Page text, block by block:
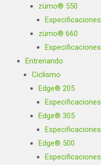
zümo® 550
Especificaciones
zümo® 660
Especificaciones
Entrenando
Ciclismo
Edge® 205
Especificaciones
Edge® 305
Especificaciones
Edge® 500
Especificaciones